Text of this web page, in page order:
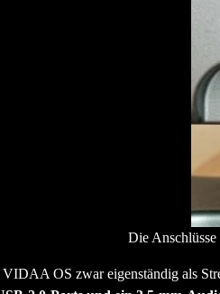
Die
OS zwar eigenständig als